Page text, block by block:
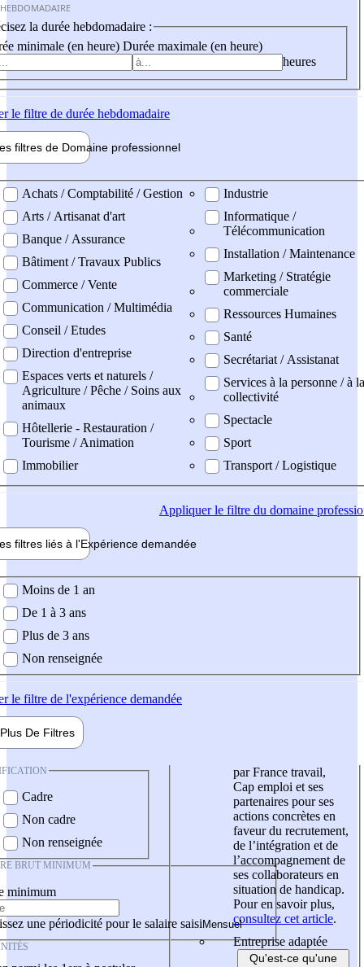
la durée hebdomadaire :
minimale (en heure) Durée maximale (en heure)
heures
le filtre de durée hebdomadaire
filtres de Domaine professionnel
professionel
Achats / Comptabilité / Gestion
Arts / Artisanat d'art
Banque / Assurance
Bâtiment / Travaux Publics
Commerce / Vente
Communication / Multimédia
Conseil / Etudes
Direction d'entreprise
Espaces verts et naturels /
Agriculture / Pêche / Soins aux
animaux
Hôtellerie - Restauration /
Tourisme / Animation
Immobilier
Industrie
Informatique /
Télécommunication
Installation / Maintenance
Marketing / Stratégie
commerciale
Ressources Humaines
Santé
Secrétariat / Assistanat
Services à la personne / à la
collectivité
Spectacle
Sport
Transport / Logistique
Appliquerle filtre du domaine
filtres liés à l'Expérience demandée
demandée
Moins de 1 an
De 1 à 3 ans
Plus de 3 ans
Non renseignée
le filtre de l'expérience demandée
Plus De Filtres
Cadre
Non cadre
Non renseignée
BRUT MINIMUM
minimum
une périodicité pour le salaire saisi
par France travail,
Cap emploi et ses
partenaires pour ses
actions concrètes en
faveur du recrutement,
de l’intégration et de
l’accompagnement de
ses collaborateurs en
situation de handicap.
Pour en savoir plus,
consultez cet article.
Entreprise adaptée
Qu'est-ce qu'une